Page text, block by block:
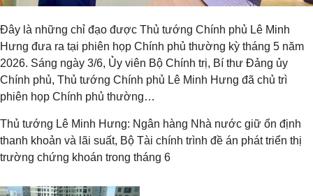
Đây là những chỉ đạo được Thủ tướng Chính phủ Lê Minh
Hưng đưa ra tại phiên họp Chính phủ thường kỳ tháng 5 năm
2026. Sáng ngày 3/6, Ủy viên Bộ Chính trị, Bí thư Đảng ủy
Chính phủ, Thủ tướng Chính phủ Lê Minh Hưng đã chủ trì
phiên họp Chính phủ thường…
Thủ tướng Lê Minh Hưng: Ngân hàng Nhà nước giữ ổn định
thanh khoản và lãi suất, Bộ Tài chính trình đề án phát triển thị
trường chứng khoán trong tháng 6